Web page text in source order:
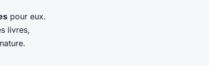
pour eux.
livres,